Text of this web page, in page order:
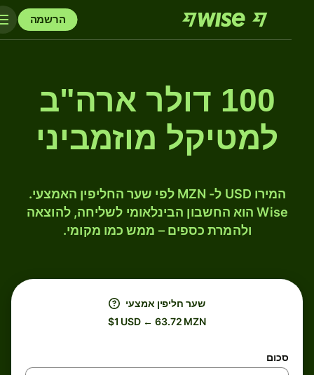
הרשמה
100 דולר ארה"ב
למטיקל מוזמביני
המירו USD ל- MZN לפי שער החליפין האמצעי.
Wise הוא החשבון הבינלאומי לשליחה, להוצאה
ולהמרת כספים – ממש כמו מקומי.
שער חליפין אמצעי
$1 USD ← 63.72 MZN
סכום